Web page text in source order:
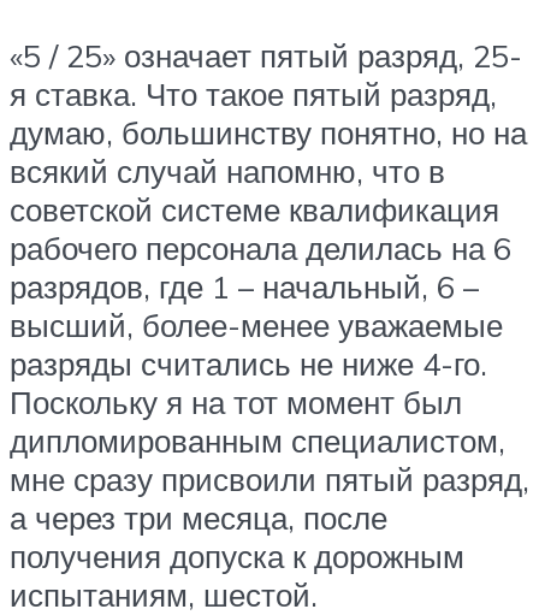
«5 / 25» означает пятый разряд, 25-
я ставка. Что такое пятый разряд,
думаю, большинству понятно, но на
всякий случай напомню, что в
советской системе квалификация
рабочего персонала делилась на 6
разрядов, где 1 – начальный, 6 –
высший, более-менее уважаемые
разряды считались не ниже 4-го.
Поскольку я на тот момент был
дипломированным специалистом,
мне сразу присвоили пятый разряд,
а через три месяца, после
получения допуска к дорожным
испытаниям, шестой.